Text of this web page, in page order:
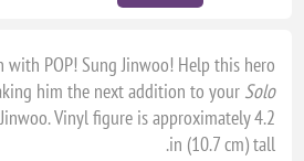
with POP! Sung Jinwoo! Help this hero
him the next addition to your Solo
Vinyl figure is approximately 4.2
in (10.7 cm) tall.